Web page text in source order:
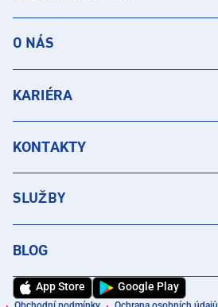
O NÁS
KARIÉRA
KONTAKTY
SLUŽBY
BLOG
App Store Google Play